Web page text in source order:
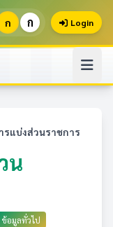
ก ก Login
รแบ่งส่วนราชการ
น
ข้อมูลทั่วไป